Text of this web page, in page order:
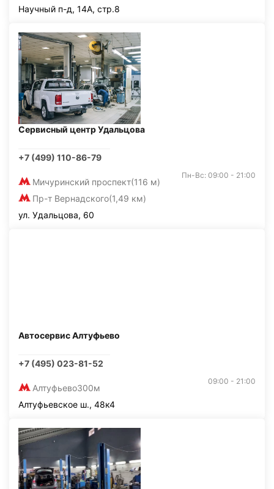
Научный п-д, 14А, стр.8
Сервисный центр Удальцова
+7 (499) 110-86-79
Мичуринский проспект(116 м)
Пр-т Вернадского(1,49 км)
Пн-Вс: 09:00 - 21:00
ул. Удальцова, 60
Автосервис Алтуфьево
+7 (495) 023-81-52
Алтуфьево300м
09:00 - 21:00
Алтуфьевское ш., 48к4